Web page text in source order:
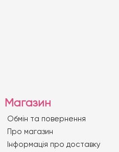
Магазин
Обмін та повернення
Про магазин
Iнформація про доставку